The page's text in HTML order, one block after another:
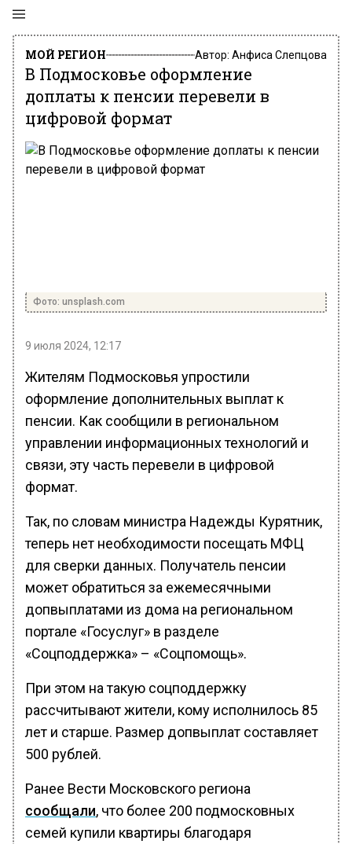
МОЙ РЕГИОН Автор: Анфиса Слепцова
В Подмосковье оформление
доплаты к пенсии перевели в
цифровой формат
Фото: unsplash.com
9 июля 2024, 12:17
Жителям Подмосковья упростили
оформление дополнительных выплат к
пенсии. Как сообщили в региональном
управлении информационных технологий и
связи, эту часть перевели в цифровой
формат.
Так, по словам министра Надежды Курятник,
теперь нет необходимости посещать МФЦ
для сверки данных. Получатель пенсии
может обратиться за ежемесячными
допвыплатами из дома на региональном
портале «Госуслуг» в разделе
«Соцподдержка» – «Соцпомощь».
При этом на такую соцподдержку
рассчитывают жители, кому исполнилось 85
лет и старше. Размер допвыплат составляет
500 рублей.
Ранее Вести Московского региона
сообщали, что более 200 подмосковных
семей купили квартиры благодаря